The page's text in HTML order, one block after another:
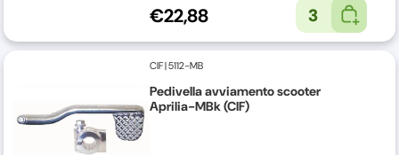
€22,88 3
CIF|5112-MB
Pedivella avviamento scooter
Aprilia-MBk (CIF)